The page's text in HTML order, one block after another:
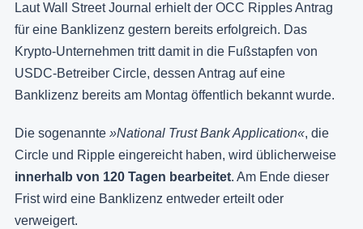
Laut Wall Street Journal erhielt der OCC Ripples Antrag
für eine Banklizenz gestern bereits erfolgreich. Das
Krypto-Unternehmen tritt damit in die Fußstapfen von
USDC-Betreiber Circle, dessen Antrag auf eine
Banklizenz bereits am Montag öffentlich bekannt wurde.
Die sogenannte »National Trust Bank Application«, die
Circle und Ripple eingereicht haben, wird üblicherweise
innerhalb von 120 Tagen bearbeitet. Am Ende dieser
Frist wird eine Banklizenz entweder erteilt oder
verweigert.